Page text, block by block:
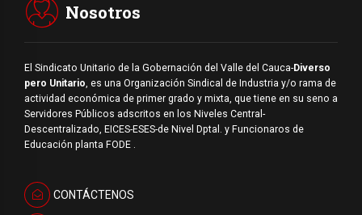
Nosotros
El Sindicato Unitario de la Gobernación del Valle del Cauca-Diverso
pero Unitario, es una Organización Sindical de Industria y/o rama de
actividad económica de primer grado y mixta, que tiene en su seno a
Servidores Públicos adscritos en los Niveles Central-
Descentralizado, EICES-ESES-de Nivel Dptal. y Funcionaros de
Educación planta FODE .
CONTÁCTENOS